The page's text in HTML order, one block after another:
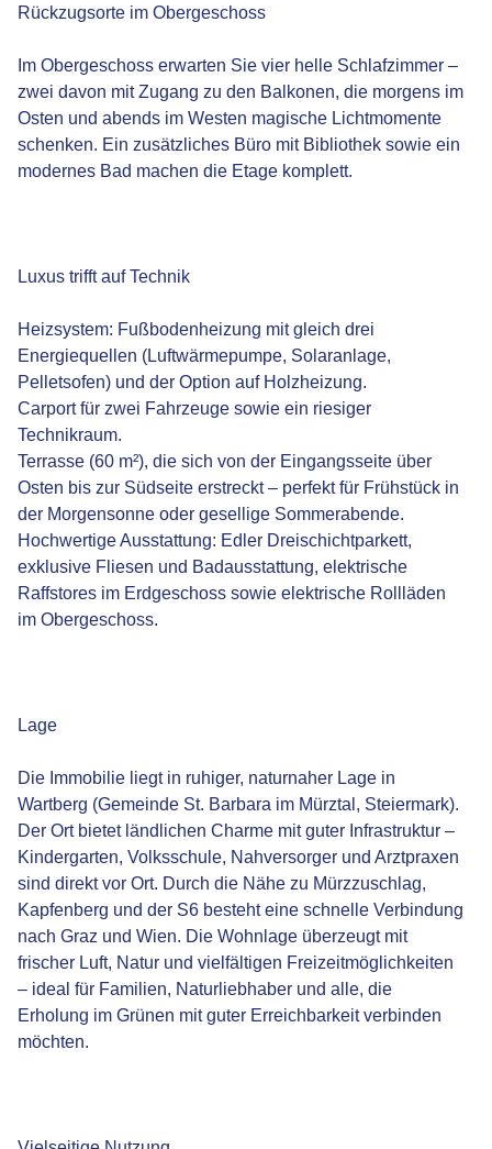
Rückzugsorte im Obergeschoss
Im Obergeschoss erwarten Sie vier helle Schlafzimmer –
zwei davon mit Zugang zu den Balkonen, die morgens im
Osten und abends im Westen magische Lichtmomente
schenken. Ein zusätzliches Büro mit Bibliothek sowie ein
modernes Bad machen die Etage komplett.
Luxus trifft auf Technik
Heizsystem: Fußbodenheizung mit gleich drei
Energiequellen (Luftwärmepumpe, Solaranlage,
Pelletsofen) und der Option auf Holzheizung.
Carport für zwei Fahrzeuge sowie ein riesiger
Technikraum.
Terrasse (60 m²), die sich von der Eingangsseite über
Osten bis zur Südseite erstreckt – perfekt für Frühstück in
der Morgensonne oder gesellige Sommerabende.
Hochwertige Ausstattung: Edler Dreischichtparkett,
exklusive Fliesen und Badausstattung, elektrische
Raffstores im Erdgeschoss sowie elektrische Rollläden
im Obergeschoss.
Lage
Die Immobilie liegt in ruhiger, naturnaher Lage in
Wartberg (Gemeinde St. Barbara im Mürztal, Steiermark).
Der Ort bietet ländlichen Charme mit guter Infrastruktur –
Kindergarten, Volksschule, Nahversorger und Arztpraxen
sind direkt vor Ort. Durch die Nähe zu Mürzzuschlag,
Kapfenberg und der S6 besteht eine schnelle Verbindung
nach Graz und Wien. Die Wohnlage überzeugt mit
frischer Luft, Natur und vielfältigen Freizeitmöglichkeiten
– ideal für Familien, Naturliebhaber und alle, die
Erholung im Grünen mit guter Erreichbarkeit verbinden
möchten.